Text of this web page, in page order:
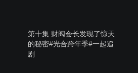
认，悠静借此重返尚宇家想找寻姐
第十集 财阀会长发现了惊天
的秘密#光合跨年季#一起追
剧